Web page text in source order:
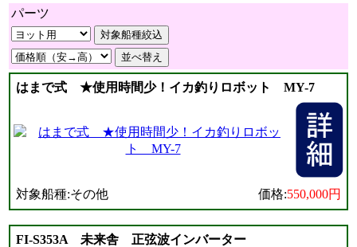
パーツ
はまで式 ★使用時間少！イカ釣りロボット MY-7
対象船種:その他 価格:550,000円
FI-S353A 未来舎 正弦波インバーター